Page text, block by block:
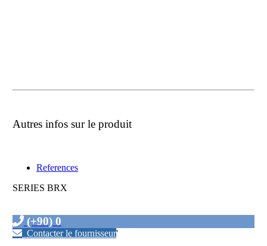
Autres infos sur le produit
References
SERIES BRX
(+90) 0
Contacter le fournisseur'